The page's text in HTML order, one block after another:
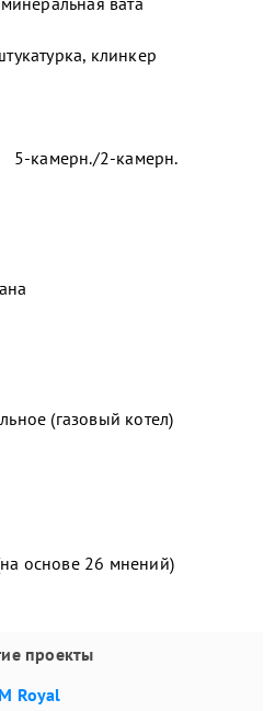
клинкер
5-камерн./2-камерн.
(газовый котел)
основе 26 мнений)
проекты
M Royal